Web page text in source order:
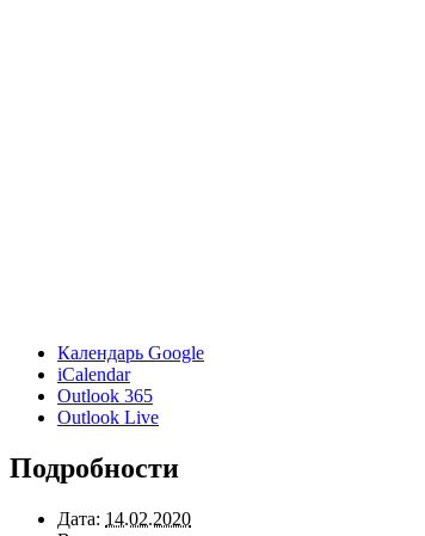
Календарь Google
iCalendar
Outlook 365
Outlook Live
Подробности
Дата: 14.02.2020